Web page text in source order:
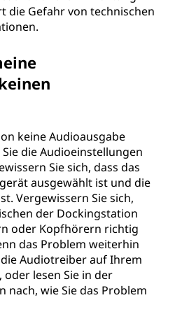
die Gefahr von technischen
keine Audioausgabe
die Audioeinstellungen
Sie sich, dass das
ausgewählt ist und die
Vergewissern Sie sich,
der Dockingstation
oder Kopfhörern richtig
das Problem weiterhin
Audiotreiber auf Ihrem
lesen Sie in der
wie Sie das Problem